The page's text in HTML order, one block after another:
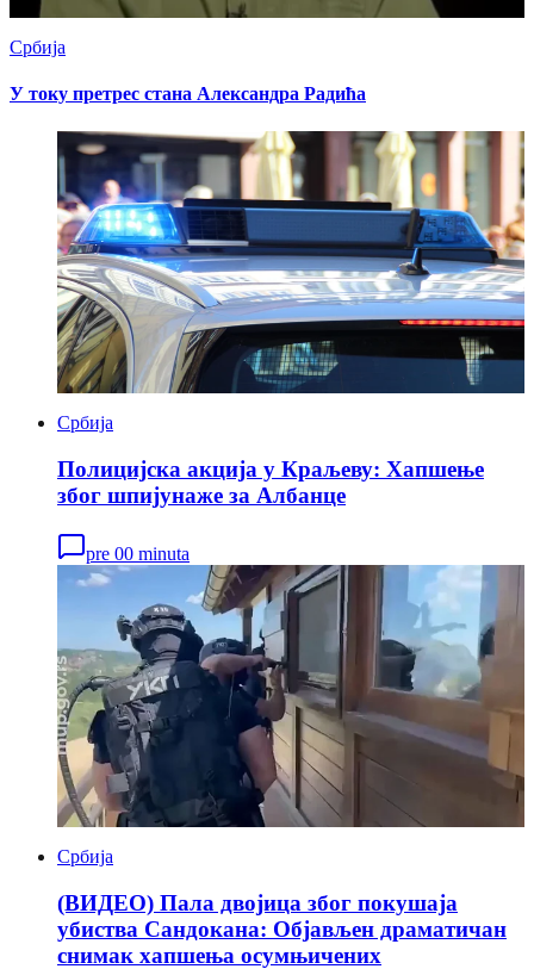
Србија
У току претрес стана Александра Радића
Србија
Полицијска акција у Краљеву: Хапшење
због шпијунаже за Албанце
pre 00 minuta
Србија
(ВИДЕО) Пала двојица због покушаја
убиства Сандокана: Објављен драматичан
снимак хапшења осумњичених